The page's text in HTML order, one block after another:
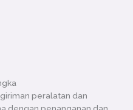
peralatan dan
dengan penanganan dan